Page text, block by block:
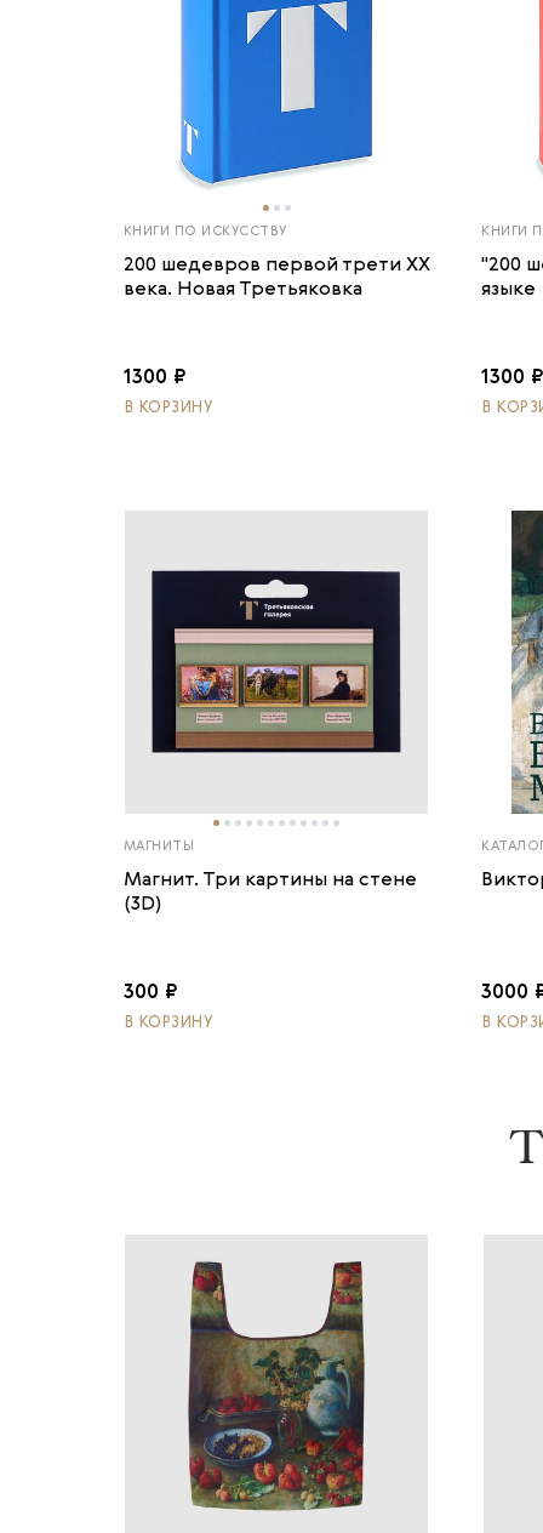
КНИГИ ПО ИСКУССТВУ
200 шедевров первой трети ХХ
века. Новая Третьяковка
1300 ₽
В КОРЗИНУ
КНИГИ
"200
языке
1300 ₽
В
МАГНИТЫ
Магнит. Три картины на стене
(3D)
300 ₽
В КОРЗИНУ
3000
В